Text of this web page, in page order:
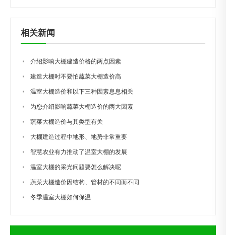
相关新闻
介绍影响大棚建造价格的两点因素
建造大棚时不要怕蔬菜大棚造价高
温室大棚造价和以下三种因素息息相关
为您介绍影响蔬菜大棚造价的两大因素
蔬菜大棚造价与其类型有关
大棚建造过程中地形、地势非常重要
智慧农业有力推动了温室大棚的发展
温室大棚的采光问题要怎么解决呢
蔬菜大棚造价因结构、管材的不同而不同
冬季温室大棚如何保温